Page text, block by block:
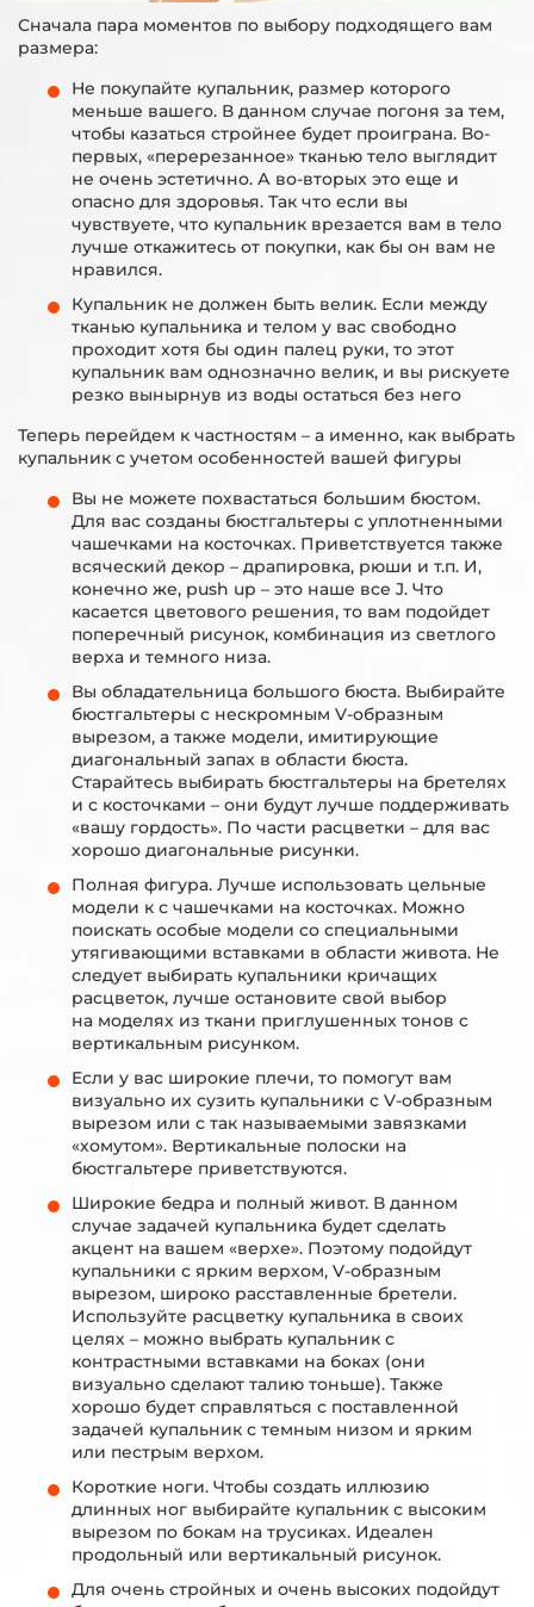
Сначала пара моментов по выбору подходящего вам
размера:
Не покупайте купальник, размер которого
меньше вашего. В данном случае погоня за тем,
чтобы казаться стройнее будет проиграна. Во-
первых, «перерезанное» тканью тело выглядит
не очень эстетично. А во-вторых это еще и
опасно для здоровья. Так что если вы
чувствуете, что купальник врезается вам в тело
лучше откажитесь от покупки, как бы он вам не
нравился.
Купальник не должен быть велик. Если между
тканью купальника и телом у вас свободно
проходит хотя бы один палец руки, то этот
купальник вам однозначно велик, и вы рискуете
резко вынырнув из воды остаться без него
Теперь перейдем к частностям – а именно, как выбрать
купальник с учетом особенностей вашей фигуры
Вы не можете похвастаться большим бюстом.
Для вас созданы бюстгальтеры с уплотненными
чашечками на косточках. Приветствуется также
всяческий декор – драпировка, рюши и т.п. И,
конечно же, push up – это наше все J. Что
касается цветового решения, то вам подойдет
поперечный рисунок, комбинация из светлого
верха и темного низа.
Вы обладательница большого бюста. Выбирайте
бюстгальтеры с нескромным V-образным
вырезом, а также модели, имитирующие
диагональный запах в области бюста.
Старайтесь выбирать бюстгальтеры на бретелях
и с косточками – они будут лучше поддерживать
«вашу гордость». По части расцветки – для вас
хорошо диагональные рисунки.
Полная фигура. Лучше использовать цельные
модели к с чашечками на косточках. Можно
поискать особые модели со специальными
утягивающими вставками в области живота. Не
следует выбирать купальники кричащих
расцветок, лучше остановите свой выбор
на моделях из ткани приглушенных тонов с
вертикальным рисунком.
Если у вас широкие плечи, то помогут вам
визуально их сузить купальники с V-образным
вырезом или с так называемыми завязками
«хомутом». Вертикальные полоски на
бюстгальтере приветствуются.
Широкие бедра и полный живот. В данном
случае задачей купальника будет сделать
акцент на вашем «верхе». Поэтому подойдут
купальники с ярким верхом, V-образным
вырезом, широко расставленные бретели.
Используйте расцветку купальника в своих
целях – можно выбрать купальник с
контрастными вставками на боках (они
визуально сделают талию тоньше). Также
хорошо будет справляться с поставленной
задачей купальник с темным низом и ярким
или пестрым верхом.
Короткие ноги. Чтобы создать иллюзию
длинных ног выбирайте купальник с высоким
вырезом по бокам на трусиках. Идеален
продольный или вертикальный рисунок.
Для очень стройных и очень высоких подойдут